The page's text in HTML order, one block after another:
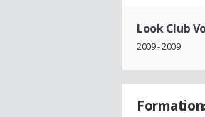
Look Club
2009 - 2009